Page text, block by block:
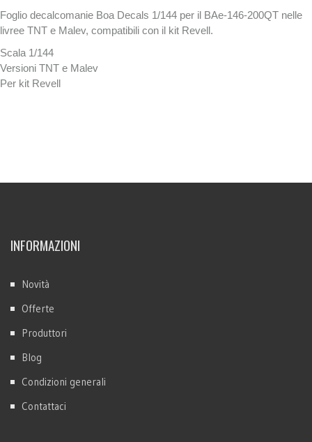
Foglio decalcomanie Boa Decals 1/144 per il BAe-146-200QT nelle
livree TNT e Malev, compatibili con il kit Revell.
Scala 1/144
Versioni TNT e Malev
Per kit Revell
INFORMAZIONI
Novità
Offerte
Produttori
Blog
Condizioni generali
Contattaci